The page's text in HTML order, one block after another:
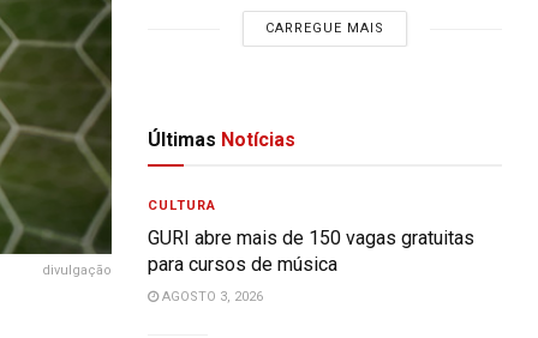
divulgação
CARREGUE MAIS
Últimas Notícias
CULTURA
GURI abre mais de 150 vagas gratuitas
para cursos de música
AGOSTO 3, 2026